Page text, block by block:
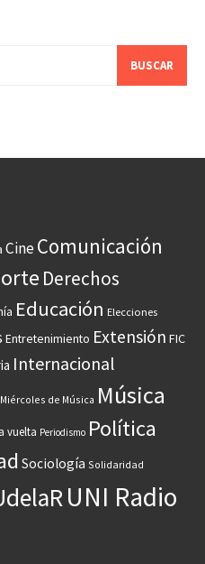
CineComunicación
Derechos
Educación Elecciones
Entretenimiento Extensión FIC
Internacional
Miércoles de Música Música
vuelta Periodismo Política
Sociología Solidaridad
UNI Radio